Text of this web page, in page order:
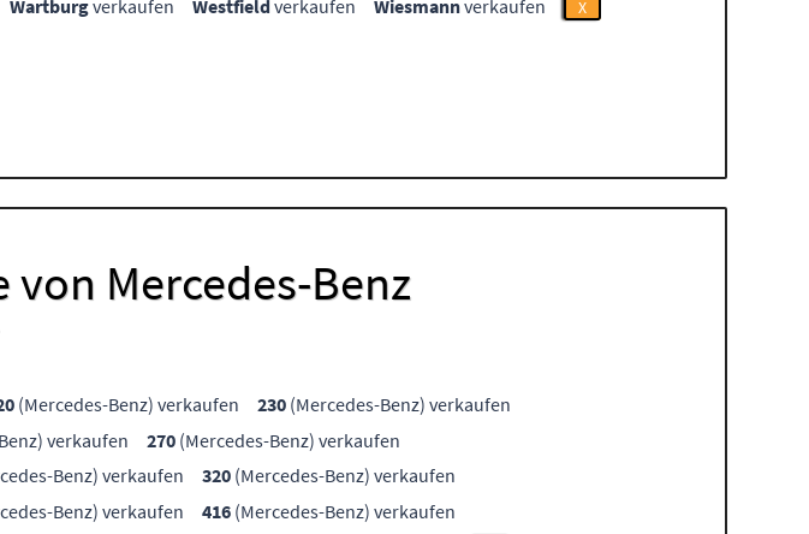
Wartburgverkaufen Westfieldverkaufen Wiesmannverkaufen X
Mercedes-Benz
(Mercedes-Benz) verkaufen 230 (Mercedes-Benz) verkaufen
verkaufen 270 (Mercedes-Benz) verkaufen
Benz) verkaufen 320 (Mercedes-Benz) verkaufen
Benz) verkaufen 416 (Mercedes-Benz) verkaufen